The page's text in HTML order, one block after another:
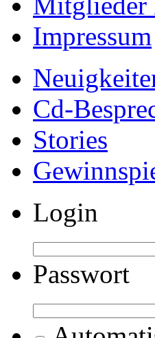
Impressum
Cd-
Stories
Login
Passwort